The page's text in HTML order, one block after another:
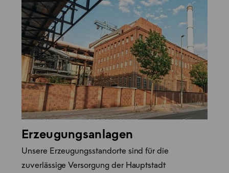
Erzeugungsanlagen
Unsere Erzeugungsstandorte sind für die
zuverlässige Versorgung der Hauptstadt